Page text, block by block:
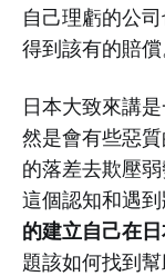
自己理虧的公
得到該有的賠償
日本大致來講
然是會有些惡
的落差去欺壓
這個認知和遇到
的建立自己在
題該如何找到